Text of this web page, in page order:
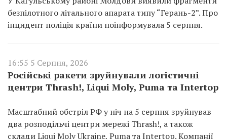
безпілотного літального апарата типу “Герань-2”. Про
інцидент поліція країни поінформувала 5 серпня.
16:55 5 Серпня, 2026
Російські ракети зруйнували логістичні
центри Thrash!, Liqui Moly, Puma та Intertop
Масштабний обстріл РФ у ніч на 5 серпня зруйнував
два розподільчі центри мережі Thrash!, а також
склади Liqui Moly Ukraine, Puma та Intertop. Компанії